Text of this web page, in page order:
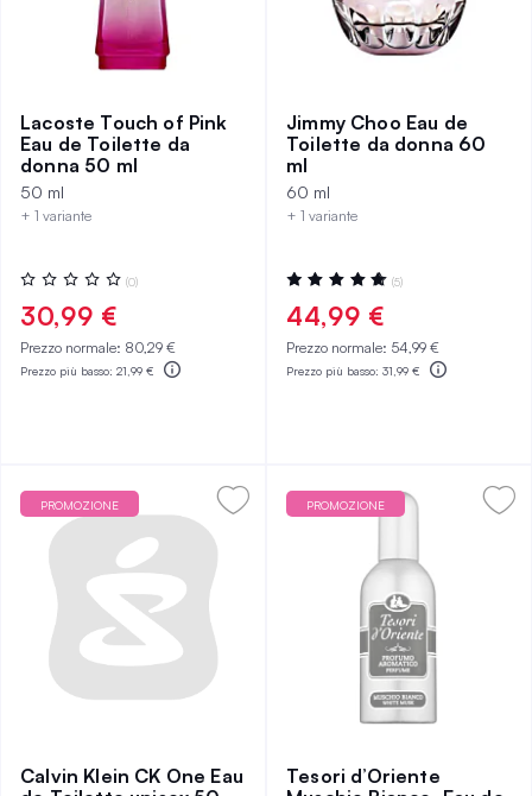
Lacoste Touch of Pink
Eau de Toilette da
donna 50 ml
50 ml
+ 1 variante
Valutazione:
0%
(0)
30,99 €
Prezzo normale: 80,29 €
Prezzo più basso: 21,99 €
Jimmy Choo Eau de
Toilette da donna 60
ml
60 ml
+ 1 variante
Valutazione:
100%
(5)
44,99 €
Prezzo normale: 54,99 €
Prezzo più basso: 31,99 €
PROMOZIONE
Calvin Klein CK One Eau
PROMOZIONE
Tesori d’Oriente